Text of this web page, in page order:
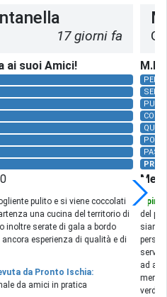
17 giorni fa
ai suoi Amici!
pulito e si viene coccolati
una cucina del territorio di
inoltre serate di gala a bordo
esperienza di qualità e di
da Pronto Ischia:
da amici in pratica
del
siamo
ad
verde,